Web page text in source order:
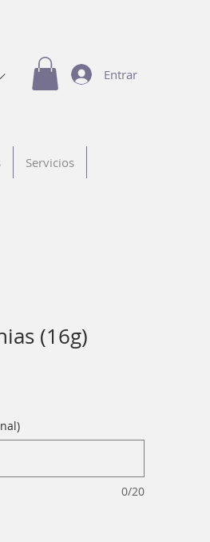
Entrar
Servicios
(16g)
0/20